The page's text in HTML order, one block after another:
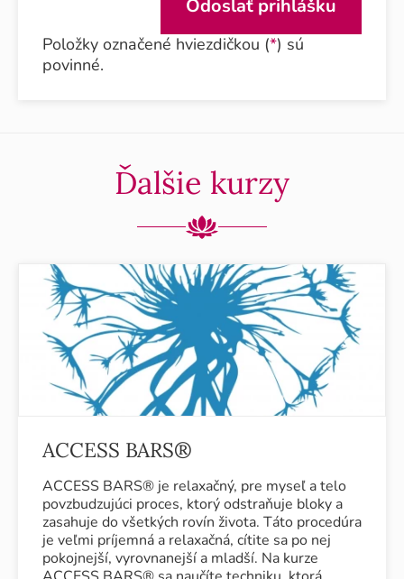
Položky označené hviezdičkou (*) sú
povinné.
Ďalšie kurzy
ACCESS BARS®
ACCESS BARS® je relaxačný, pre myseľ a telo
povzbudzujúci proces, ktorý odstraňuje bloky a
zasahuje do všetkých rovín života. Táto procedúra
je veľmi príjemná a relaxačná, cítite sa po nej
pokojnejší, vyrovnanejší a mladší. Na kurze